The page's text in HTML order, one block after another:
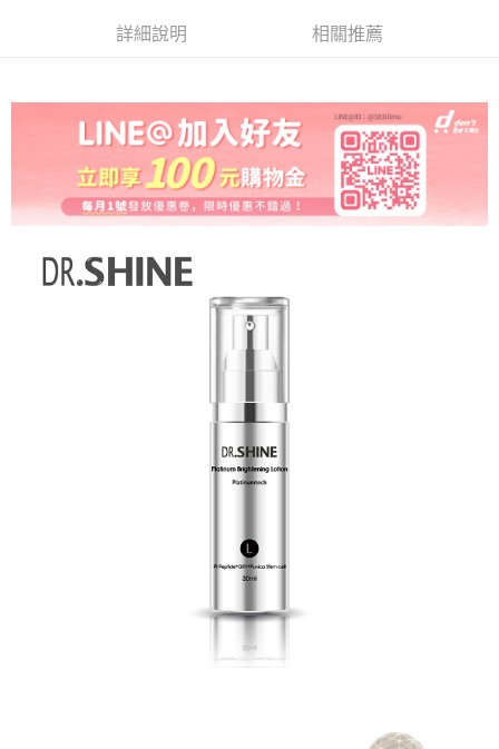
每筆NT$60，滿NT$499(含以上)免運費
每筆NT$60，滿NT$499(含以上)免運費
每筆NT$80，滿NT$499(含以上)免運費
詳細說明 相關推薦